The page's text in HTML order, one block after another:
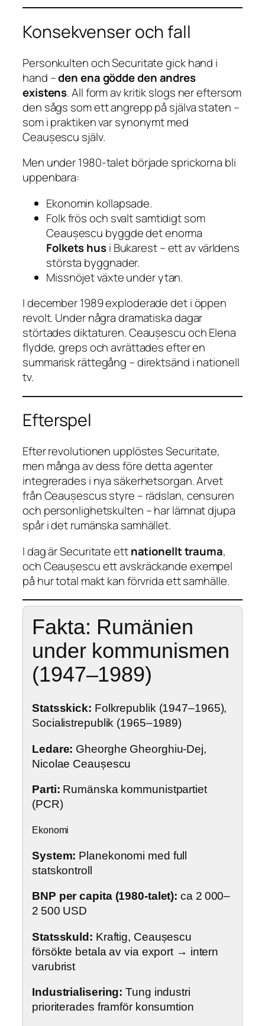
Konsekvenser och fall
Personkulten och Securitate gick hand i
hand –den ena gödde den andres
existens. All form av kritik slogs ner eftersom
den sågs som ett angrepp på själva staten –
som i praktiken var synonymt med
Ceaușescu själv.
Men under 1980-talet började sprickorna bli
uppenbara:
Ekonomin kollapsade.
Folk frös och svalt samtidigt som
Ceaușescu byggde det enorma
Folkets husi Bukarest – ett av världens
största byggnader.
Missnöjet växte under ytan.
I december 1989 exploderade det i öppen
revolt. Under några dramatiska dagar
störtades diktaturen. Ceaușescu och Elena
flydde, greps och avrättades efter en
summarisk rättegång – direktsänd i nationell
tv.
Efterspel
Efter revolutionen upplöstes Securitate,
men många av dess före detta agenter
integrerades i nya säkerhetsorgan. Arvet
från Ceaușescus styre – rädslan, censuren
och personlighetskulten – har lämnat djupa
spår i det rumänska samhället.
I dag är Securitate ettnationellt trauma,
och Ceaușescu ett avskräckande exempel
på hur total makt kan förvrida ett samhälle.
Fakta: Rumänien
under kommunismen
(1947–1989)
Statsskick: Folkrepublik (1947–1965),
Socialistrepublik (1965–1989)
Ledare: Gheorghe Gheorghiu-Dej,
Nicolae Ceaușescu
Parti: Rumänska kommunistpartiet
(PCR)
Ekonomi
System: Planekonomi med full
statskontroll
BNP per capita (1980-talet): ca 2 000–
2 500 USD
Statsskuld: Kraftig, Ceaușescu
försökte betala av via export → intern
varubrist
Industrialisering: Tung industri
prioriterades framför konsumtion